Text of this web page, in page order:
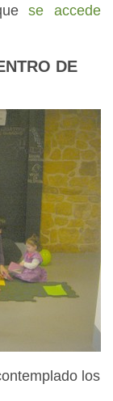
se accede
DE
los